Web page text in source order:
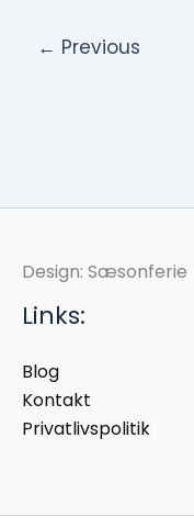
← Previous
Design: Sæsonferie
Links:
Blog
Kontakt
Privatlivspolitik